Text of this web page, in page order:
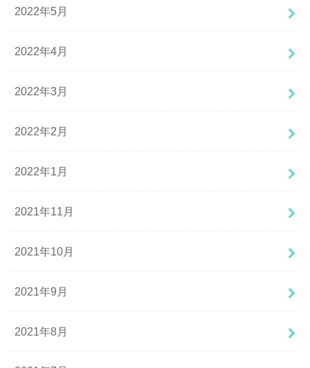
2022年5月
2022年4月
2022年3月
2022年2月
2022年1月
2021年11月
2021年10月
2021年9月
2021年8月